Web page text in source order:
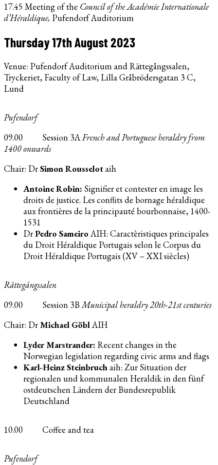
17.45 Meeting of the Council of the Académie Internationale
d’Héraldique, Pufendorf Auditorium
Thursday 17th August 2023
Venue: Pufendorf Auditorium and Rättegångssalen,
Tryckeriet, Faculty of Law, Lilla Gråbrödersgatan 3 C,
Lund
Pufendorf
09.00 Session 3AFrench and Portuguese heraldry from
1400 onwards
Chair: DrSimon Rousselotaih
Antoine Robin: Signifier et contester en image les
droits de justice. Les conflits de bornage héraldique
aux frontières de la principauté bourbonnaise, 1400-
1531
DrPedro Sameiro AIH: Caractèristiques principales
du Droit Héraldique Portugais selon le Corpus du
Droit Héraldique Portugais (XV – XXI siècles)
Rättegångssalen
09.00 Session 3BMunicipal heraldry 20th-21st centuries
Chair: Dr Michael GöblAIH
Lyder Marstrander: Recent changes in the
Norwegian legislation regarding civic arms and flags
Karl-Heinz Steinbruchaih: Zur Situation der
regionalen und kommunalen Heraldik in den fünf
ostdeutschen Ländern der Bundesrepublik
Deutschland
10.00 Coffee and tea
Pufendorf